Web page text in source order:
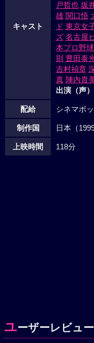
キャスト
戸哲也 坂
雄 関口悟
ド 東京女
ズ 名古屋
本プロ野
則 豊田泰
吉村禎章
真 陣内貴
出演（声）
配給 シネマボ
制作国 日本（1999
上映時間 118分
ユーザーレビュー